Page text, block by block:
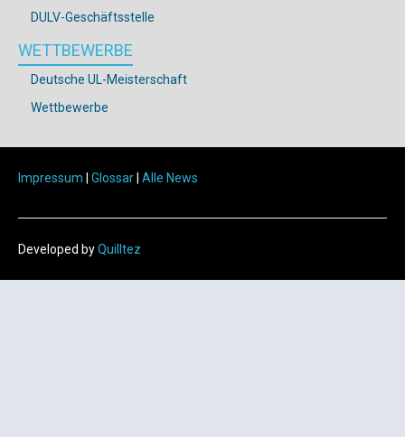
DULV-Geschäftsstelle
WETTBEWERBE
Deutsche UL-Meisterschaft
Wettbewerbe
Impressum | Glossar| Alle News
Developed byQuilltez